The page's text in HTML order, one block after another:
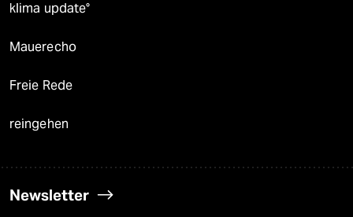
klima update°
Mauerecho
Freie Rede
reingehen
Newsletter